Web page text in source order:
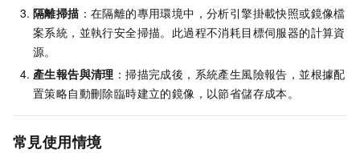
隔離掃描 ：在隔離的專用環境中，分析引擎掛載快照或鏡像檔
案系統，並執行安全掃描。此過程不消耗目標伺服器的計算資
源。
產生報告與清理 ：掃描完成後，系統產生風險報告，並根據配
置策略自動刪除臨時建立的鏡像，以節省儲存成本。
常見使用情境